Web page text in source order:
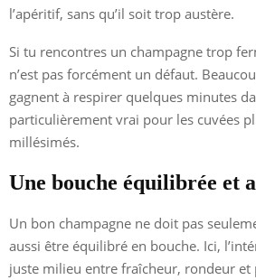
l’apéritif, sans qu’il soit trop austère.
Si tu rencontres un champagne trop
n’est pas forcément un défaut.
gagnent à respirer quelques minutes
particulièrement vrai pour les cuvées
millésimés.
Une bouche équilibrée et
Un bon champagne ne doit pas
aussi être équilibré en bouche. Ici,
juste milieu entre fraîcheur, rondeur et